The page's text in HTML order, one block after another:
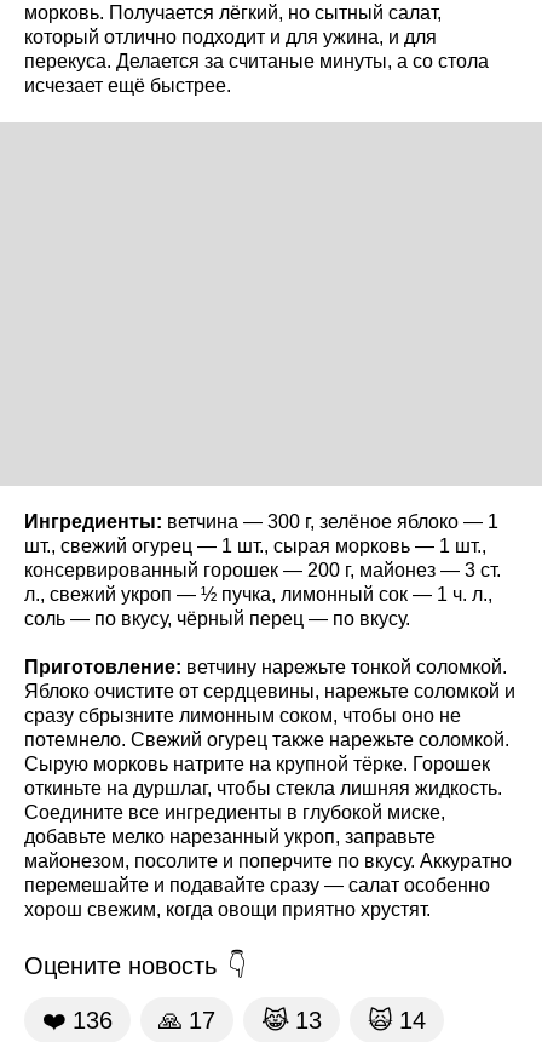
морковь. Получается лёгкий, но сытный салат,
который отлично подходит и для ужина, и для
перекуса. Делается за считаные минуты, а со стола
исчезает ещё быстрее.
Ингредиенты: ветчина — 300 г, зелёное яблоко — 1
шт., свежий огурец — 1 шт., сырая морковь — 1 шт.,
консервированный горошек — 200 г, майонез — 3 ст.
л., свежий укроп — ½ пучка, лимонный сок — 1 ч. л.,
соль — по вкусу, чёрный перец — по вкусу.
Приготовление: ветчину нарежьте тонкой соломкой.
Яблоко очистите от сердцевины, нарежьте соломкой и
сразу сбрызните лимонным соком, чтобы оно не
потемнело. Свежий огурец также нарежьте соломкой.
Сырую морковь натрите на крупной тёрке. Горошек
откиньте на дуршлаг, чтобы стекла лишняя жидкость.
Соедините все ингредиенты в глубокой миске,
добавьте мелко нарезанный укроп, заправьте
майонезом, посолите и поперчите по вкусу. Аккуратно
перемешайте и подавайте сразу — салат особенно
хорош свежим, когда овощи приятно хрустят.
Оцените новость
❤️ 136 🙏 17 😹 13 🙀 14